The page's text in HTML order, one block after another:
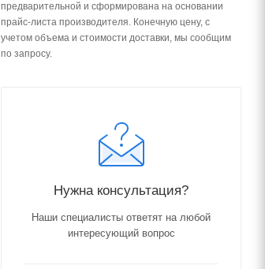
предварительной и сформирована на основании
прайс-листа производителя. Конечную цену, с
учетом объема и стоимости доставки, мы сообщим
по запросу.
Нужна консультация?
Наши специалисты ответят на любой
интересующий вопрос